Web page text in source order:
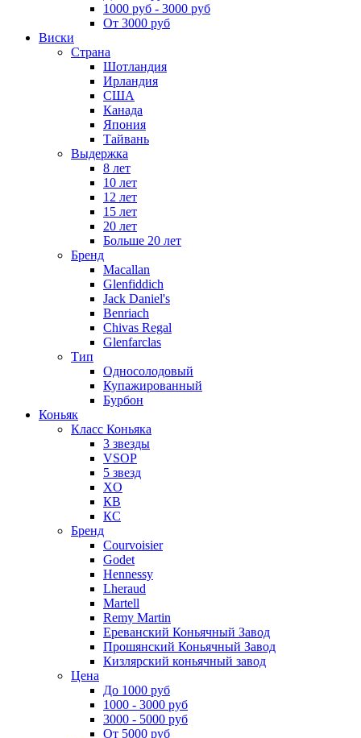
1000 руб - 3000 руб
От 3000 руб
Виски
Страна
Шотландия
Ирландия
США
Канада
Япония
Тайвань
Выдержка
8 лет
10 лет
12 лет
15 лет
20 лет
Больше 20 лет
Бренд
Macallan
Glenfiddich
Jack Daniel's
Benriach
Chivas Regal
Glenfarclas
Тип
Односолодовый
Купажированный
Бурбон
Коньяк
Класс Коньяка
3 звезды
VSOP
5 звезд
XO
КВ
КС
Бренд
Courvoisier
Godet
Hennessy
Lheraud
Martell
Remy Martin
Ереванский Коньячный Завод
Прошянский Коньячный Завод
Кизлярский коньячный завод
Цена
До 1000 руб
1000 - 3000 руб
3000 - 5000 руб
От 5000 руб